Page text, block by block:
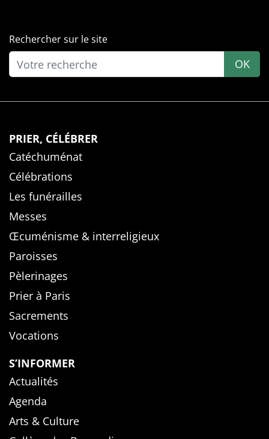
Rechercher sur le site
OK
PRIER, CÉLÉBRER
Catéchuménat
Célébrations
Les funérailles
Messes
Œcuménisme & interreligieux
Paroisses
Pèlerinages
Prier à Paris
Sacrements
Vocations
S’INFORMER
Actualités
Agenda
Arts & Culture